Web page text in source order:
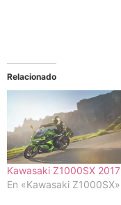
Relacionado
Kawasaki Z1000SX 2017
En «Kawasaki Z1000SX»